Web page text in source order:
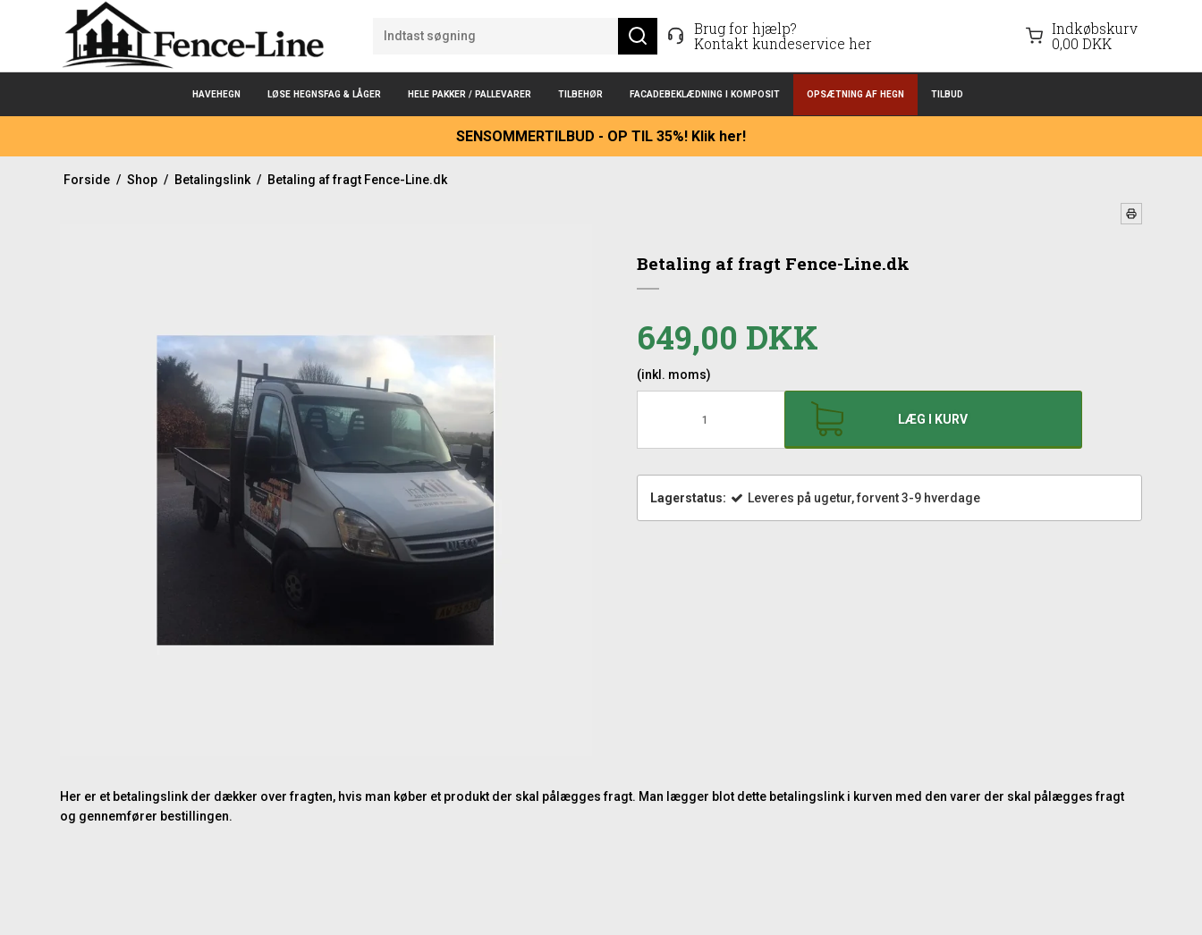
Brug for hjælp?
Kontakt kundeservice her
Indkøbskurv
0,00 DKK
HAVEHEGN LØSE HEGNSFAG & LÅGER HELE PAKKER / PALLEVARER TILBEHØR FACADEBEKLÆDNING I KOMPOSIT OPSÆTNING AF HEGN TILBUD
SENSOMMERTILBUD - OP TIL 35%! Klik her!
Forside / Shop / Betalingslink / Betaling af fragt Fence-Line.dk
Betaling af fragt Fence-Line.dk
649,00 DKK
(inkl. moms)
LÆG I KURV
Lagerstatus: Leveres på ugetur, forvent 3-9 hverdage
Her er et betalingslink der dækker over fragten, hvis man køber et produkt der skal pålægges fragt. Man lægger blot dette betalingslink i kurven med den varer der skal pålægges fragt
og gennemfører bestillingen.